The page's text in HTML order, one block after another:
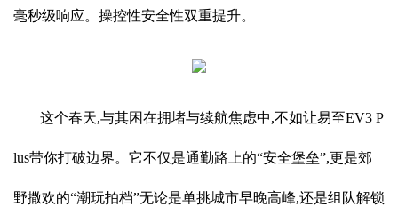
毫秒级响应。操控性安全性双重提升。
这个春天,与其困在拥堵与续航焦虑中,不如让易至EV3 P
lus带你打破边界。它不仅是通勤路上的“安全堡垒”,更是郊
野撒欢的“潮玩拍档”无论是单挑城市早晚高峰,还是组队解锁